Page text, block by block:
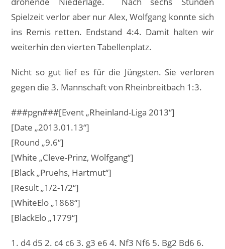
Spielzeit verlor aber nur Alex, Wolfgang konnte sich
ins Remis retten. Endstand 4:4. Damit halten wir
weiterhin den vierten Tabellenplatz.
Nicht so gut lief es für die Jüngsten. Sie verloren
gegen die 3. Mannschaft von Rheinbreitbach 1:3.
###pgn###[Event „Rheinland-Liga 2013“]
[Date „2013.01.13“]
[Round „9.6“]
[White „Cleve-Prinz, Wolfgang“]
[Black „Pruehs, Hartmut“]
[Result „1/2-1/2“]
[WhiteElo „1868“]
[BlackElo „1779“]
1. d4 d5 2. c4 c6 3. g3 e6 4. Nf3 Nf6 5. Bg2 Bd6 6.